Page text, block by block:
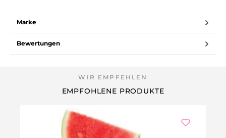
Marke
Bewertungen
EMPFOHLENE PRODUKTE